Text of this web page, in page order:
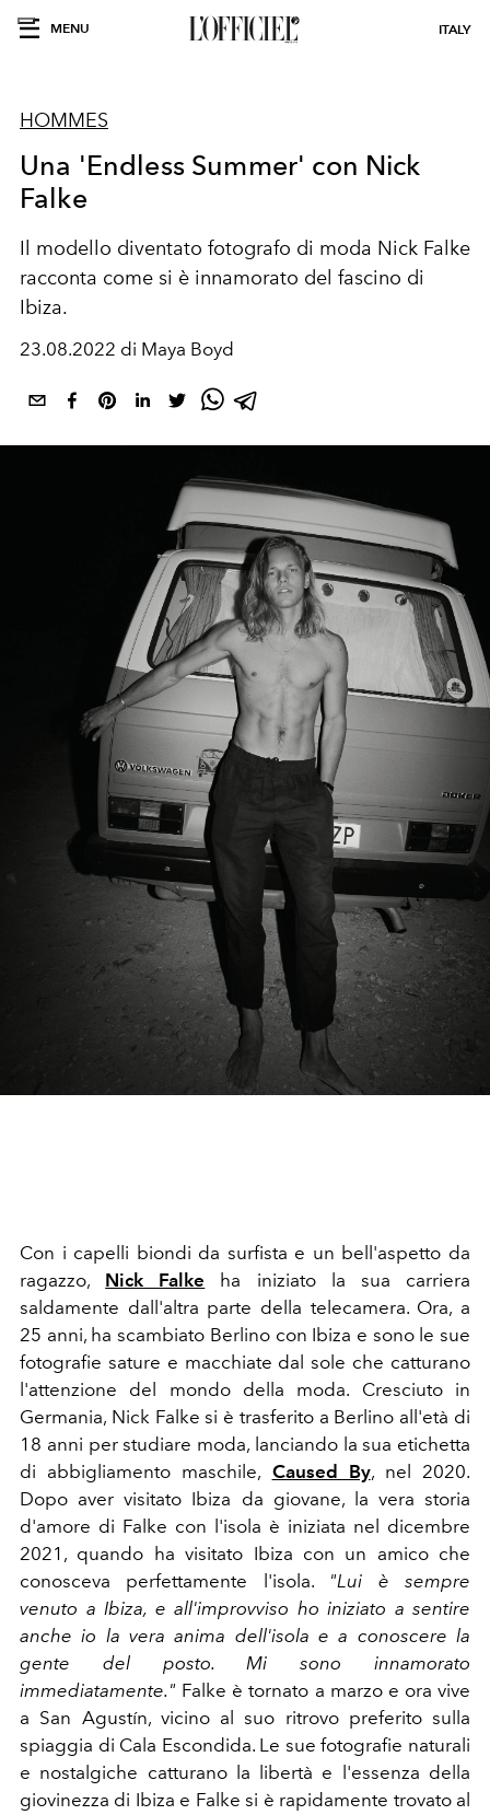
MENU ITALY
HOMMES
Una 'Endless Summer' con Nick
Falke
Il modello diventato fotografo di moda Nick Falke
racconta come si è innamorato del fascino di
Ibiza.
23.08.2022 di Maya Boyd
Con i capelli biondi da surfista e un bell'aspetto da
ragazzo, Nick Falke ha iniziato la sua carriera
saldamente dall'altra parte della telecamera. Ora, a
25 anni, ha scambiato Berlino con Ibiza e sono le sue
fotografie sature e macchiate dal sole che catturano
l'attenzione del mondo della moda. Cresciuto in
Germania, Nick Falke si è trasferito a Berlino all'età di
18 anni per studiare moda, lanciando la sua etichetta
di abbigliamento maschile, Caused By, nel 2020.
Dopo aver visitato Ibiza da giovane, la vera storia
d'amore di Falke con l'isola è iniziata nel dicembre
2021, quando ha visitato Ibiza con un amico che
conosceva perfettamente l'isola. "Lui è sempre
venuto a Ibiza, e all'improvviso ho iniziato a sentire
anche io la vera anima dell'isola e a conoscere la
gente del posto. Mi sono innamorato
immediatamente." Falke è tornato a marzo e ora vive
a San Agustín, vicino al suo ritrovo preferito sulla
spiaggia di Cala Escondida. Le sue fotografie naturali
e nostalgiche catturano la libertà e l'essenza della
giovinezza di Ibiza e Falke si è rapidamente trovato al